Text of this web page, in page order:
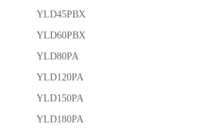
YLD45PBX
YLD60PBX
YLD80PA
YLD120PA
YLD150PA
YLD180PA